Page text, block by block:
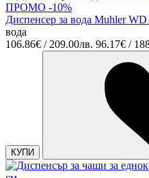
ПРОМО -10%
Диспенсер за вода Muhler WD
вода
106.86€ / 209.00лв. 96.17€ /
КУПИ